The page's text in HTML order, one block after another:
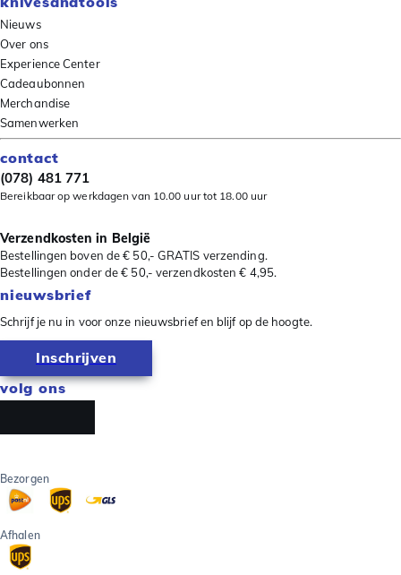
Nieuws
Over ons
Experience Center
Cadeaubonnen
Merchandise
Samenwerken
contact
(078) 481 771
Bereikbaar op werkdagen van 10.00 uur tot 18.00 uur
Verzendkosten in België
Bestellingen boven de € 50,- GRATIS verzending.
Bestellingen onder de € 50,- verzendkosten € 4,95.
nieuwsbrief
Schrijf je nu in voor onze nieuwsbrief en blijf op de hoogte.
Inschrijven
volg ons
Bezorgen
Afhalen